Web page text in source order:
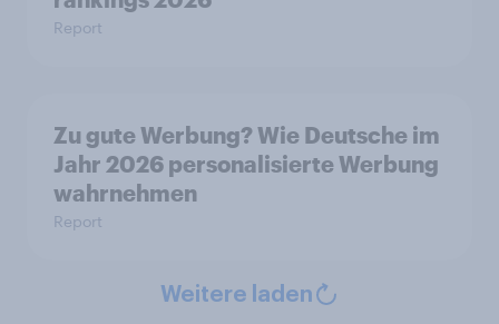
Report
Zu gute Werbung? Wie Deutsche im
Jahr 2026 personalisierte Werbung
wahrnehmen
Report
Weitere laden